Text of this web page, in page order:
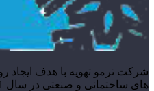
شرکت ترمو تهویه با هدف ایجاد